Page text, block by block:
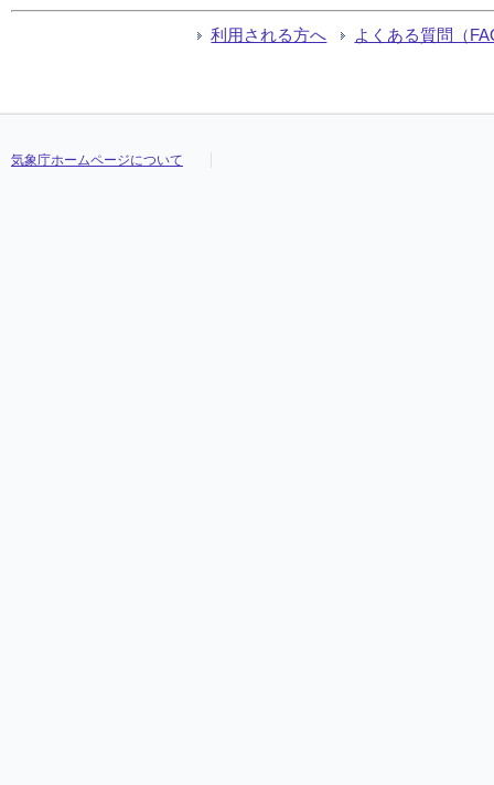
利用される方へ よくある質問（
気象庁ホームページについて